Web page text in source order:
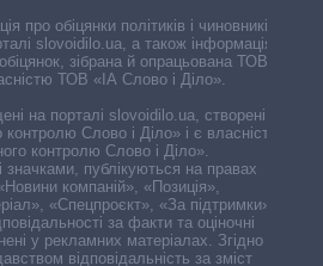
про обіцянки політиків і чиновників,
slovoidilo.ua, а також інформація про
зібрана й опрацьована ТОВ «ІА
ТОВ «ІА Слово і Діло».
на порталі slovoidilo.ua, створені ГО
Слово і Діло» і є власністю
контролю Слово і Діло».
значками, публікуються на правах
компаній», «Позиція»,
«Спецпроєкт», «За підтримки».
за факти та оціночні
у рекламних матеріалах. Згідно з
відповідальність за зміст